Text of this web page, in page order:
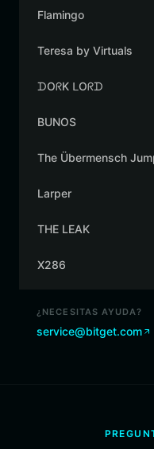
Flamingo
Teresa by Virtuals
ᗪOᖇK ᒪOᖇᗪ
BUNOS
The Übermensch
Larper
THE LEAK
X286
¿NECESITAS AYUDA?
service@bitget.com